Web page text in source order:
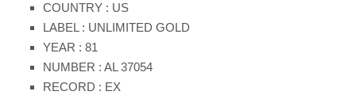
COUNTRY : US
LABEL : UNLIMITED GOLD
YEAR : 81
NUMBER : AL 37054
RECORD : EX